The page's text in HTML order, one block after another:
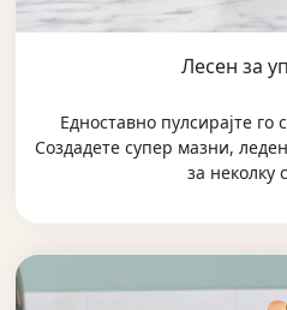
Лесен за
Едноставно пулсирајте го
Создадете супер мазни,
за неколку